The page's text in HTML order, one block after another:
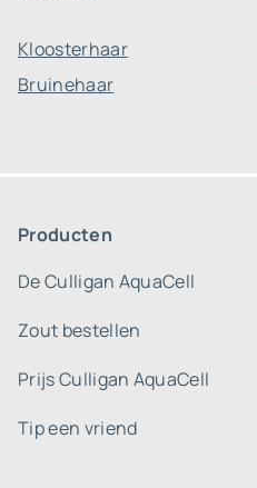
Kloosterhaar
Bruinehaar
Producten
De Culligan AquaCell
Zout bestellen
Prijs Culligan AquaCell
Tip een vriend